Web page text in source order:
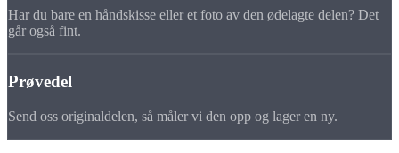
Har du bare en håndskisse eller et foto av den ødelagte delen? Det
går også fint.
Prøvedel
Send oss originaldelen, så måler vi den opp og lager en ny.